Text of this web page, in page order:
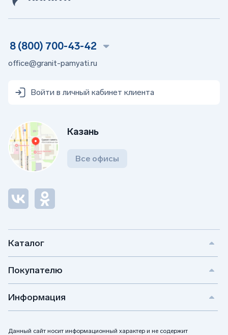
Каталог
Покупателю
Информация
Данный сайт носит информационный характер и не содержит
8 (800) 700-43-42
office@granit-pamyati.ru
Войти в личный кабинет клиента
Казань
Все офисы